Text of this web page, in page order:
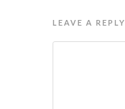
LEAVE A REPLY